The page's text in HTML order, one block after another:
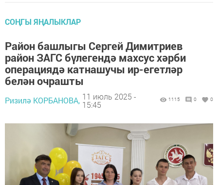
СОҢГЫ ЯҢАЛЫКЛАР
Район башлыгы Сергей Димитриев
район ЗАГС бүлегендә махсус хәрби
операциядә катнашучы ир-егетләр
белән очрашты
Ризилә КОРБАНОВА, 11 июль 2025 -
15:45
1115 0 0